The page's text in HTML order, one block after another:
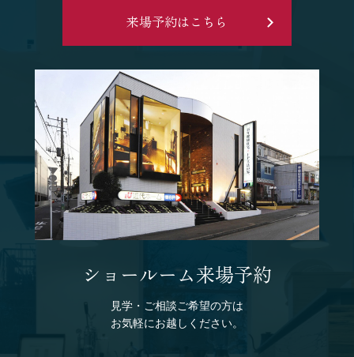
来場予約はこちら
ショールーム来場予約
見学・ご相談ご希望の方は
お気軽にお越しください。